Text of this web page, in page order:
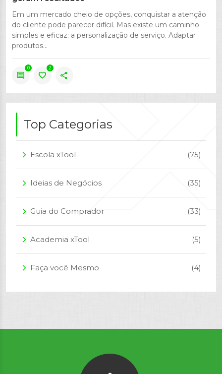
Em um mercado cheio de opções, conquistar a atenção
do cliente pode parecer difícil. Mas existe um caminho
simples e eficaz: a personalização de serviço. Adaptar
produtos...
comment
0
favorite
2
share
Top Categorias
arrow_forward_ios Escola xTool (75)
arrow_forward_ios Ideias de Negócios (35)
arrow_forward_ios Guia do Comprador (33)
arrow_forward_ios Academia xTool (5)
arrow_forward_ios Faça você Mesmo (4)